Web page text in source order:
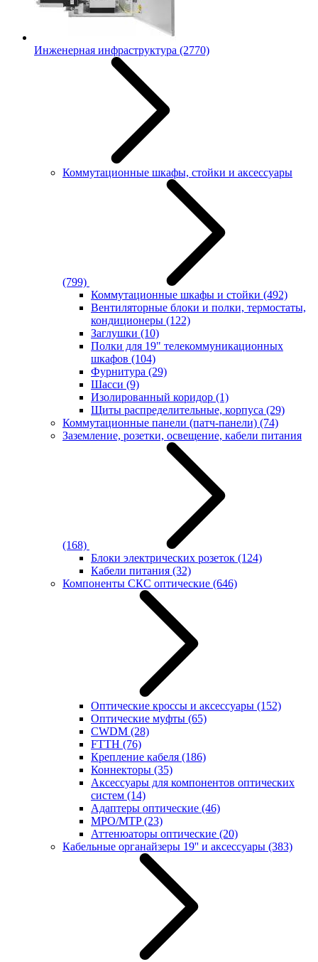
Инженерная инфраструктура (2770)
Коммутационные шкафы, стойки и аксессуары
(799)
Коммутационные шкафы и стойки (492)
Вентиляторные блоки и полки, термостаты,
кондиционеры (122)
Заглушки (10)
Полки для 19" телекоммуникационных
шкафов (104)
Фурнитура (29)
Шасси (9)
Изолированный коридор (1)
Щиты распределительные, корпуса (29)
Коммутационные панели (патч-панели) (74)
Заземление, розетки, освещение, кабели питания
(168)
Блоки электрических розеток (124)
Кабели питания (32)
Компоненты СКС оптические (646)
Оптические кроссы и аксессуары (152)
Оптические муфты (65)
CWDM (28)
FTTH (76)
Крепление кабеля (186)
Коннекторы (35)
Аксессуары для компонентов оптических
систем (14)
Адаптеры оптические (46)
MPO/MTP(23)
Аттенюаторы оптические (20)
Кабельные органайзеры 19'' и аксессуары (383)